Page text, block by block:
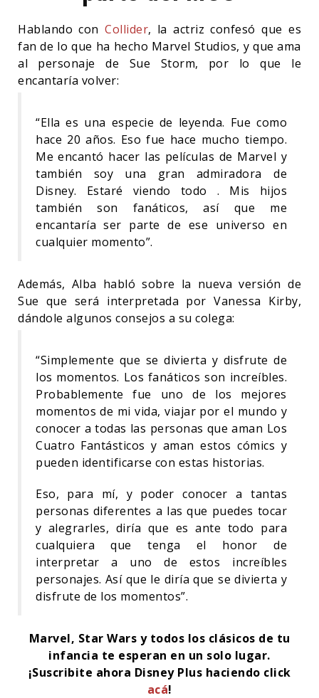
Hablando conCollider, la actriz confesó que es
fan de lo que ha hecho Marvel Studios, y que ama
al personaje de Sue Storm, por lo que le
encantaría volver:
“Ella es una especie de leyenda. Fue como
hace 20 años. Eso fue hace mucho tiempo.
Me encantó hacer las películas de Marvel y
también soy una gran admiradora de
Disney. Estaré viendo todo . Mis hijos
también son fanáticos, así que me
encantaría ser parte de ese universo en
cualquier momento”.
Además, Alba habló sobre la nueva versión de
Sue que será interpretada por Vanessa Kirby,
dándole algunos consejos a su colega:
“Simplemente que se divierta y disfrute de
los momentos. Los fanáticos son increíbles.
Probablemente fue uno de los mejores
momentos de mi vida, viajar por el mundo y
conocer a todas las personas que aman Los
Cuatro Fantásticos y aman estos cómics y
pueden identificarse con estas historias.
Eso, para mí, y poder conocer a tantas
personas diferentes a las que puedes tocar
y alegrarles, diría que es ante todo para
cualquiera que tenga el honor de
interpretar a uno de estos increíbles
personajes. Así que le diría que se divierta y
disfrute de los momentos”.
Marvel, Star Wars y todos los clásicos de tu
infancia te esperan en un solo lugar.
¡Suscribite ahora Disney Plus haciendo click
acá!